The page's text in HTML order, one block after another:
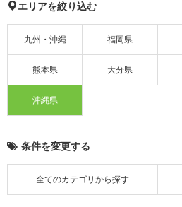
エリアを絞り込む
九州・沖縄 福岡県
熊本県 大分県
沖縄県
条件を変更する
全てのカテゴリから探す